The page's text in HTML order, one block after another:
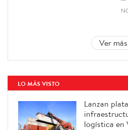
Ver más
LO MÁS VISTO
Lanzan
logística en